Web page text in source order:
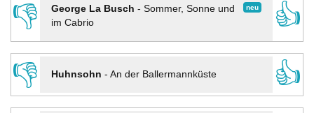
👎
neu
George La Busch - Sommer, Sonne und
im Cabrio
👍
👎
Huhnsohn - An der Ballermannküste
👍